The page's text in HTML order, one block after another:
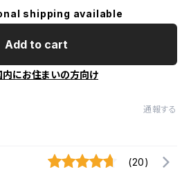
shipping available
Add to cart
内にお住まいの方向け
通報する
(20)